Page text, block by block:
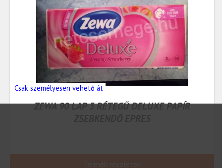
Csak személyesen vehető át
ZEWA 90 LAP 3 RÉTEGŰ DELUXE PAPÍR
Termék részletek